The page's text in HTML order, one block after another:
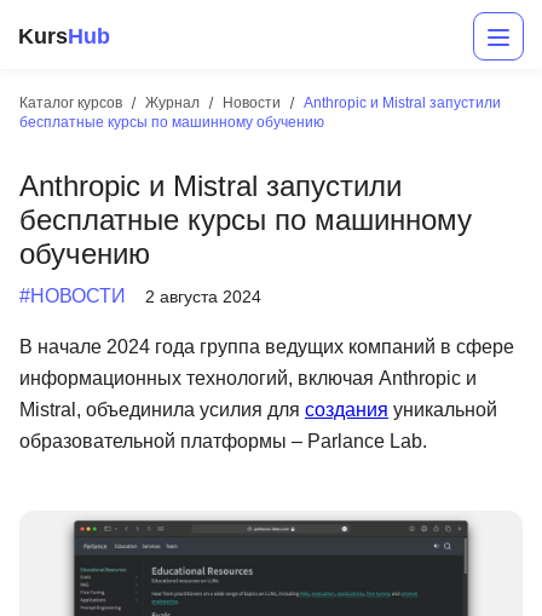
KursHub
Каталог курсов Журнал Новости
Anthropic и Mistral запустили
бесплатные курсы по машинному обучению
Anthropic и Mistral запустили
бесплатные курсы по машинному
обучению
#НОВОСТИ 2 августа 2024
В начале 2024 года группа ведущих компаний в сфере
информационных технологий, включая Anthropic и
Mistral, объединила усилия для создания уникальной
образовательной платформы – Parlance Lab.
Маркетинг
Дизайн
Менеджмент
Иностранные языки